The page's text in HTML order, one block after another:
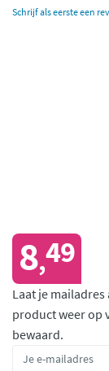
Schrijf als eerste een
8,49
Laat je
product weer op
bewaard.